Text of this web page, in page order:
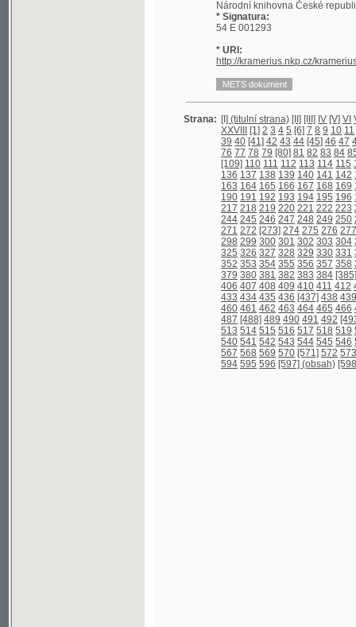
[I] (titulní strana) [II]
40 [41]
77 78 79 [80] 81 82 83 84 85 86 87
137 138 139 140
164 165 166 167 168
190 191 192 193 194 195 196 197 198
218 219 220 222 223 224 225
244 245 246 247 248 249 250 251 252
272 [273] 274 275 276 277 278
299 300 301 302 303 304 305 306
326 327 328 329 330 331 332 333
353 354 355 356 357 358 359 360
380 381 382 383 384 [385] 386
407 408 409 410 411 412 413 414
434 435 436 [437] 438 439 440
461 462 463 464 465 466 467 468
[488] 489 490 491 492 [493] 494
514 515 516 517 518 519 520 521
541 542 543 544 545 546 547 548
568 569 570 [571] 572 573 574
595 596 [597] (obsah) [598]